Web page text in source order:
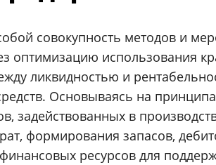
совокупность методов и
использования
ликвидностью и
Основываясь на
задействованных в
формирования запасов,
ресурсов для